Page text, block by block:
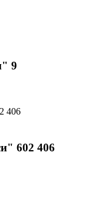
9
602 406